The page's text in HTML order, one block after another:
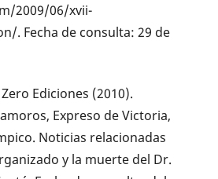
2009/06/xvii-
. Fecha de consulta: 29 de
Ediciones (2010).
Expreso de Victoria,
Noticias relacionadas
y la muerte del Dr.